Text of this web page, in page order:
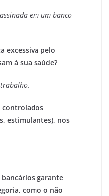
em um banco
excessiva pelo
à sua saúde?
controlados
estimulantes), nos
bancários garante
como o não